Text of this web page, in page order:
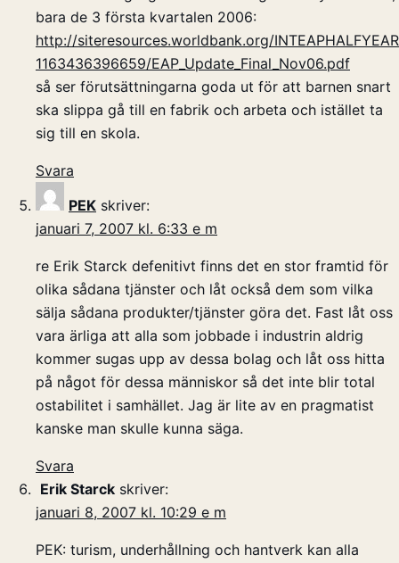
bara de 3 första kvartalen 2006:
http://siteresources.worldbank.org/
1163436396659/EAP_Update_Final_Nov06.pdf
så ser förutsättningarna goda ut för att barnen snart
ska slippa gå till en fabrik och arbeta och istället ta
sig till en skola.
Svara
PEK skriver:
januari 7, 2007 kl. 6:33 e m
re Erik Starck defenitivt finns det en stor framtid för
olika sådana tjänster och låt också dem som vilka
sälja sådana produkter/tjänster göra det. Fast låt oss
vara ärliga att alla som jobbade i industrin aldrig
kommer sugas upp av dessa bolag och låt oss hitta
på något för dessa människor så det inte blir total
ostabilitet i samhället. Jag är lite av en pragmatist
kanske man skulle kunna säga.
Svara
Erik Starck skriver:
januari 8, 2007 kl. 10:29 e m
PEK: turism, underhållning och hantverk kan alla